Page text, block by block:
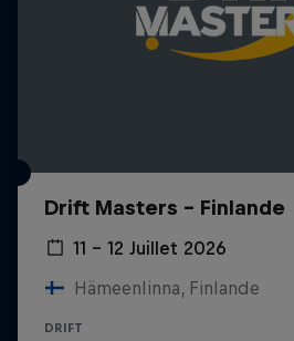
Drift Masters – Finlande
11 – 12 Juillet 2026
Hämeenlinna, Finlande
DRIFT